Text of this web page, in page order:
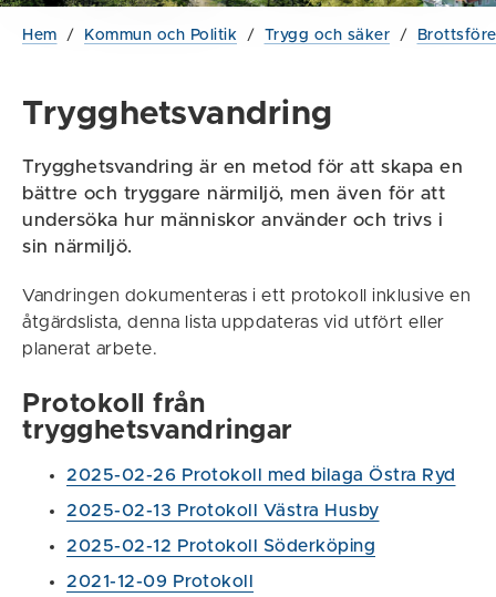
Hem / Kommun och Politik / Trygg och säker /
Trygghetsvandring
Trygghetsvandring är en metod för att skapa en
bättre och tryggare närmiljö, men även för att
undersöka hur människor använder och trivs i
sin närmiljö.
Vandringen dokumenteras i ett protokoll inklusive en
åtgärdslista, denna lista uppdateras vid utfört eller
planerat arbete.
Protokoll från
trygghetsvandringar
2025-02-26 Protokoll med bilaga Östra Ryd
2025-02-13 Protokoll Västra Husby
2025-02-12 Protokoll Söderköping
2021-12-09 Protokoll